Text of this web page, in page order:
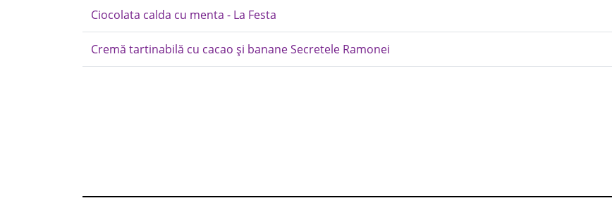
Ciocolata calda cu menta - La Festa
Cremă tartinabilă cu cacao și banane Secretele Ramonei